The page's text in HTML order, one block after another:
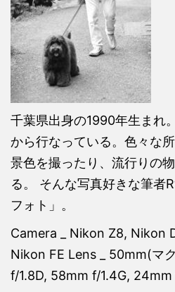
千葉県出身の1990年生まれ
から行なっている。色々な
景色を撮ったり、流行りの
る。 そんな写真好きな筆者
フォト」。
Camera _ Nikon Z8, Nikon
Nikon FE Lens _ 50mm(マ
f/1.8D, 58mm f/1.4G, 24mm